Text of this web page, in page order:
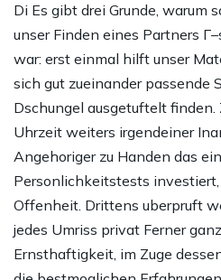
Di Es gibt drei Grunde, warum
unser Finden eines Partners
war: erst einmal hilft unser
sich gut zueinander passende
Dschungel ausgetuftelt
Uhrzeit weiters irgendeiner
Angehoriger zu Handen das
Personlichkeitstests
Offenheit. Drittens uberpruft
jedes Umriss privat Ferner
Ernsthaftigkeit, im Zuge